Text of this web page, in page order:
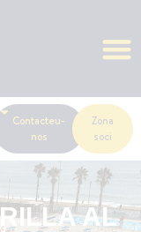
Contacteu-
nos
Zona
soci
AL